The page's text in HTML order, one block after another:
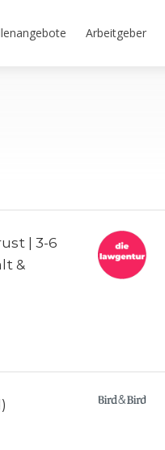
Arbeitgeber
| 3-6
&